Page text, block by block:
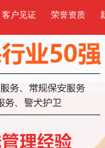
客户见证 荣誉资质